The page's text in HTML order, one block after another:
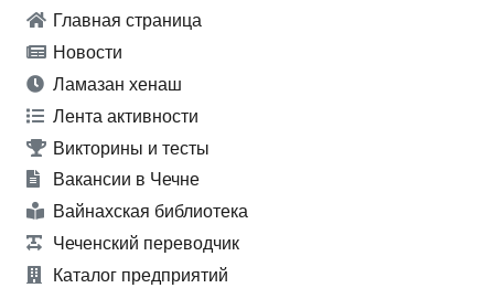
Главная страница
Новости
Ламазан хенаш
Лента активности
Викторины и тесты
Вакансии в Чечне
Вайнахская библиотека
Чеченский переводчик
Каталог предприятий